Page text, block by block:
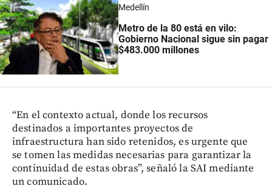
Medellín
Metro de la 80 está en vilo:
Gobierno Nacional sigue sin pagar
$483.000 millones
“En el contexto actual, donde los recursos
destinados a importantes proyectos de
infraestructura han sido retenidos, es urgente que
se tomen las medidas necesarias para garantizar la
continuidad de estas obras”, señaló la SAI mediante
un comunicado.